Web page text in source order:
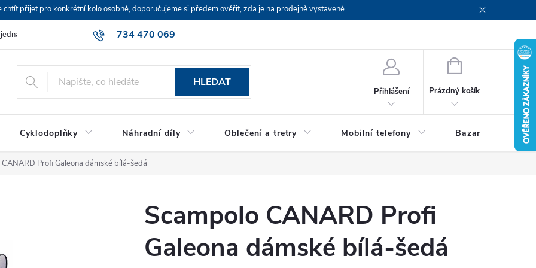
přijet pro konkrétní kolo osobně, doporučujeme si předem ověřit, zda je na prodejně vystavené.
734 470 069
HLEDAT
Přihlášení
NÁKUPNÍ
Prázdný košík
Cyklodoplňky Náhradní díly Oblečení a tretry Mobilní telefony Bazar Servis
Profi Galeona dámské bílá-šedá
Scampolo CANARD Profi
Galeona dámské bílá-šedá